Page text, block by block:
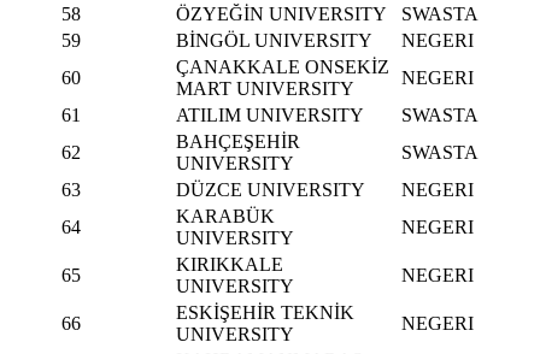
58 ÖZYEĞİN UNIVERSITY
SWASTA
59
BİNGÖL UNIVERSITY
NEGERI
60
ÇANAKKALE ONSEKİZ
MART UNIVERSITY
NEGERI
61
ATILIM UNIVERSITY
SWASTA
62
BAHÇEŞEHİR
UNIVERSITY
SWASTA
63
DÜZCE UNIVERSITY
NEGERI
64
KARABÜK
UNIVERSITY
NEGERI
65
KIRIKKALE
UNIVERSITY
NEGERI
66
ESKİŞEHİR TEKNİK
UNIVERSITY
NEGERI